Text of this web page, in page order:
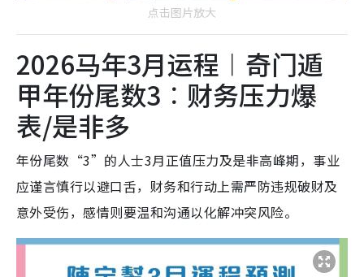
点击图片放大
2026马年3月运程︱奇门遁
甲年份尾数3︰财务压力爆
表/是非多
年份尾数“3”的人士3月正值压力及是非高峰期，事业
应谨言慎行以避口舌，财务和行动上需严防违规破财及
意外受伤，感情则要温和沟通以化解冲突风险。